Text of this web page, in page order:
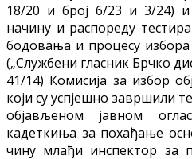
18/20 и број 6/23 и 3/24)
начину и распореду
бодовања и процесу избора
(„Службени гласник Брчко
41/14) Комисија за избор
који су успјешно завршили
објављеном јавном
кадеткиња за похађање
чину млађи инспектор за